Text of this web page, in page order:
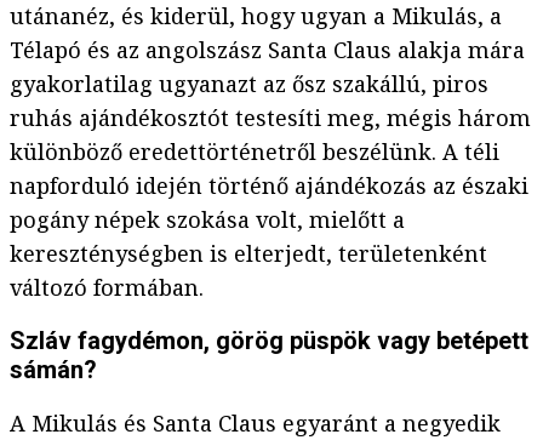
utánanéz, és kiderül, hogy ugyan a Mikulás, a
Télapó és az angolszász Santa Claus alakja mára
gyakorlatilag ugyanazt az ősz szakállú, piros
ruhás ajándékosztót testesíti meg, mégis három
különböző eredettörténetről beszélünk. A téli
napforduló idején történő ajándékozás az északi
pogány népek szokása volt, mielőtt a
kereszténységben is elterjedt, területenként
változó formában.
Szláv fagydémon, görög püspök vagy betépett
sámán?
A Mikulás és Santa Claus egyaránt a negyedik